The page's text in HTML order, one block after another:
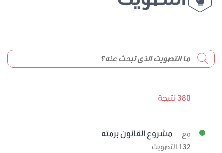
380 نتيجة
مع مشروع القانون برمته
132 التصويت